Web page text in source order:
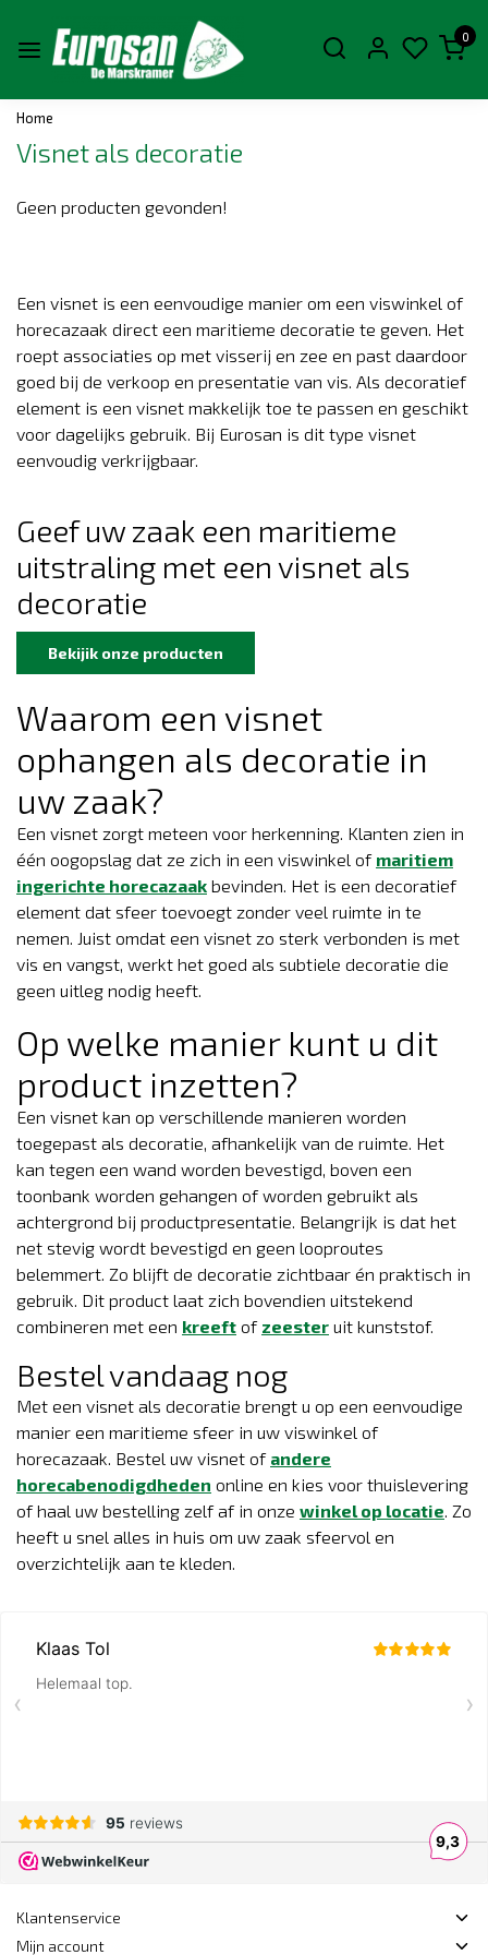
0
Home
Visnet als decoratie
Geen producten gevonden!
Een visnet is een eenvoudige manier om een viswinkel of
horecazaak direct een maritieme decoratie te geven. Het
roept associaties op met visserij en zee en past daardoor
goed bij de verkoop en presentatie van vis. Als decoratief
element is een visnet makkelijk toe te passen en geschikt
voor dagelijks gebruik. Bij Eurosan is dit type visnet
eenvoudig verkrijgbaar.
Geef uw zaak een maritieme
uitstraling met een visnet als
decoratie
Bekijik onze producten
Waarom een visnet
ophangen als decoratie in
uw zaak?
Een visnet zorgt meteen voor herkenning. Klanten zien in
één oogopslag dat ze zich in een viswinkel of maritiem
ingerichte horecazaak bevinden. Het is een decoratief
element dat sfeer toevoegt zonder veel ruimte in te
nemen. Juist omdat een visnet zo sterk verbonden is met
vis en vangst, werkt het goed als subtiele decoratie die
geen uitleg nodig heeft.
Op welke manier kunt u dit
product inzetten?
Een visnet kan op verschillende manieren worden
toegepast als decoratie, afhankelijk van de ruimte. Het
kan tegen een wand worden bevestigd, boven een
toonbank worden gehangen of worden gebruikt als
achtergrond bij productpresentatie. Belangrijk is dat het
net stevig wordt bevestigd en geen looproutes
belemmert. Zo blijft de decoratie zichtbaar én praktisch in
gebruik. Dit product laat zich bovendien uitstekend
combineren met een kreeft of zeester uit kunststof.
Bestel vandaag nog
Met een visnet als decoratie brengt u op een eenvoudige
manier een maritieme sfeer in uw viswinkel of
horecazaak. Bestel uw visnet of andere
horecabenodigdheden online en kies voor thuislevering
of haal uw bestelling zelf af in onze winkel op locatie. Zo
heeft u snel alles in huis om uw zaak sfeervol en
overzichtelijk aan te kleden.
Klantenservice
Mijn account